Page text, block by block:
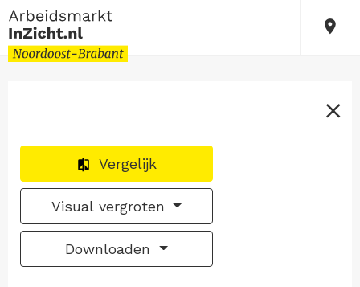
Vergelijk
Visual vergroten
Downloaden